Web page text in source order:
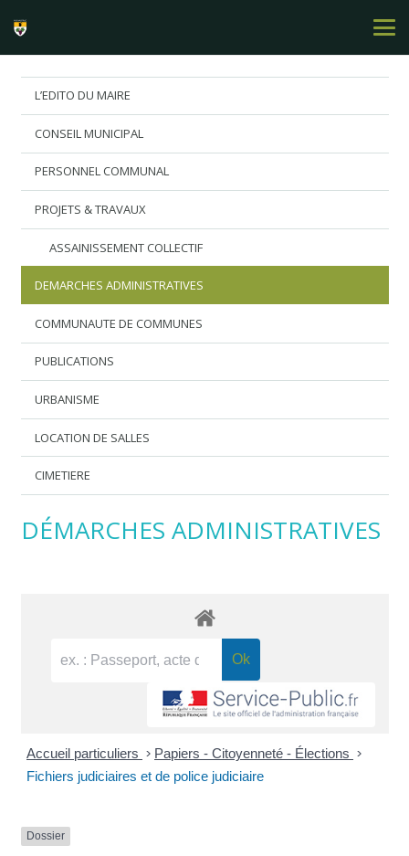
L’EDITO DU MAIRE
CONSEIL MUNICIPAL
PERSONNEL COMMUNAL
PROJETS & TRAVAUX
ASSAINISSEMENT COLLECTIF
DEMARCHES ADMINISTRATIVES
COMMUNAUTE DE COMMUNES
PUBLICATIONS
URBANISME
LOCATION DE SALLES
CIMETIERE
DÉMARCHES ADMINISTRATIVES
Accueil particuliers > Papiers - Citoyenneté - Élections >
Fichiers judiciaires et de police judiciaire
Dossier